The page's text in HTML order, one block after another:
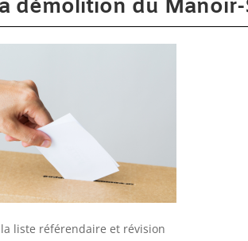
démolition du
liste référendaire et révision